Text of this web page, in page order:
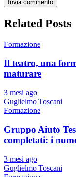
Related Posts
Formazione
Il teatro, una
maturare
3 mesi ago
Guglielmo Toscani
Formazione
Gruppo Aiuto
completati: i
3 mesi ago
Guglielmo Toscani